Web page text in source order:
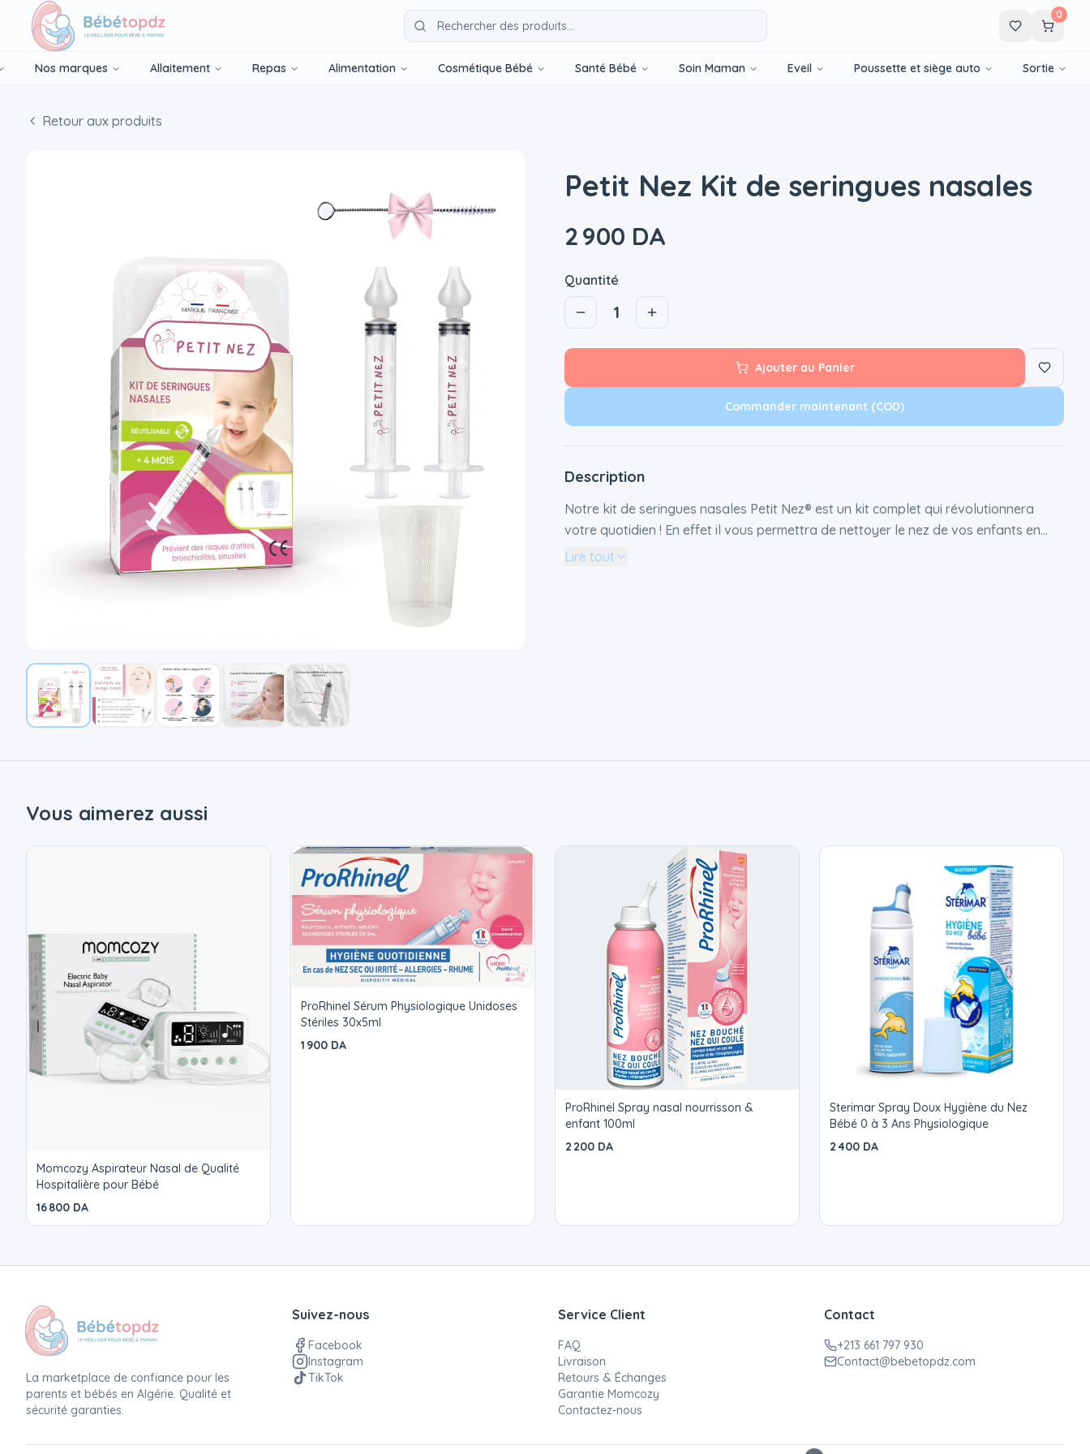
0
Nos marques Allaitement Repas Alimentation Cosmétique Bébé Santé Bébé Soin Maman Eveil Poussette et siège auto Sortie
Retour aux produits
Petit Nez Kit de seringues nasales
2 900 DA
Quantité
1
Ajouter au Panier
Commander maintenant (COD)
Description
Notre kit de seringues nasales Petit Nez® est un kit complet qui révolutionnera
votre quotidien ! En effet il vous permettra de nettoyer le nez de vos enfants en
une seule pression et de les soulager instantanément. Avec les seringues Petit
Lire tout
Vous aimerez aussi
Momcozy Aspirateur Nasal de Qualité
Hospitalière pour Bébé
16 800 DA
ProRhinel Sérum Physiologique Unidoses
Stériles 30x5ml
1 900 DA
ProRhinel Spray nasal nourrisson &
enfant 100ml
2 200 DA
Sterimar Spray Doux Hygiène du Nez
Bébé 0 à 3 Ans Physiologique
2 400 DA
La marketplace de confiance pour les
parents et bébés en Algérie. Qualité et
sécurité garanties.
Suivez-nous
Facebook
Instagram
TikTok
Service Client
FAQ
Livraison
Retours & Échanges
Garantie Momcozy
Contactez-nous
Contact
+213 661 797 930
Contact@bebetopdz.com